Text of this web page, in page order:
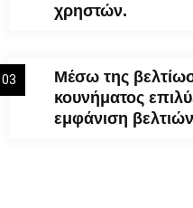
χρηστών.
Μέσω της
κουνήματος
εμφάνιση
03